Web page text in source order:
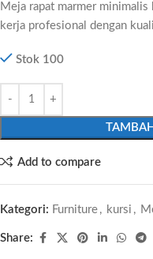
Meja rapat marmer
kerja profesional dengan
Stok 100
Add to compare
Kategori: Furniture , kursi ,
Share: